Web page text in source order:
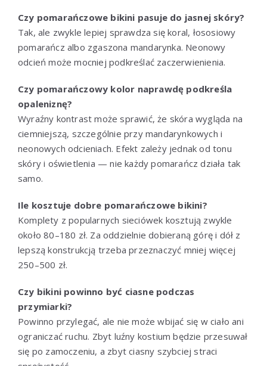
Czy pomarańczowe bikini pasuje do jasnej skóry?
Tak, ale zwykle lepiej sprawdza się koral, łososiowy
pomarańcz albo zgaszona mandarynka. Neonowy
odcień może mocniej podkreślać zaczerwienienia.
Czy pomarańczowy kolor naprawdę podkreśla
opaleniznę?
Wyraźny kontrast może sprawić, że skóra wygląda na
ciemniejszą, szczególnie przy mandarynkowych i
neonowych odcieniach. Efekt zależy jednak od tonu
skóry i oświetlenia — nie każdy pomarańcz działa tak
samo.
Ile kosztuje dobre pomarańczowe bikini?
Komplety z popularnych sieciówek kosztują zwykle
około 80–180 zł. Za oddzielnie dobieraną górę i dół z
lepszą konstrukcją trzeba przeznaczyć mniej więcej
250–500 zł.
Czy bikini powinno być ciasne podczas
przymiarki?
Powinno przylegać, ale nie może wbijać się w ciało ani
ograniczać ruchu. Zbyt luźny kostium będzie przesuwał
się po zamoczeniu, a zbyt ciasny szybciej straci